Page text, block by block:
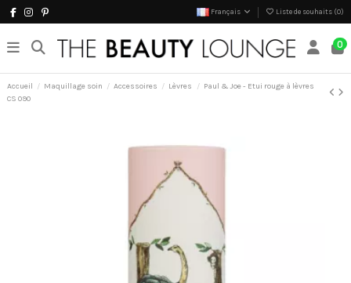
Français Liste de souhaits (0)
0
Accueil Maquillage soin Accessoires Lèvres
Paul & Joe - Etui rouge à lèvres
CS 090